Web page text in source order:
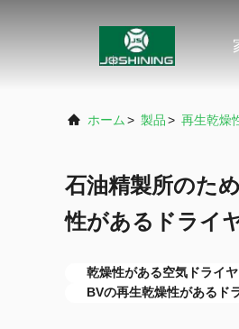
ホーム > 製品> 再生乾燥
石油精製所のた
性があるドライ
乾燥性がある空気ドライ
BVの再生乾燥性があるド